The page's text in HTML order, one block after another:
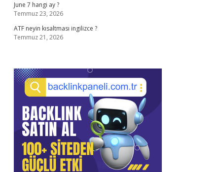
June 7 hangi ay ?
Temmuz 23, 2026
ATF neyin kısaltması ingilizce ?
Temmuz 21, 2026